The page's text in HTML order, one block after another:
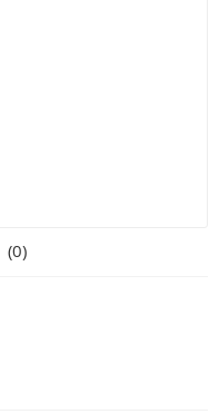
(0)